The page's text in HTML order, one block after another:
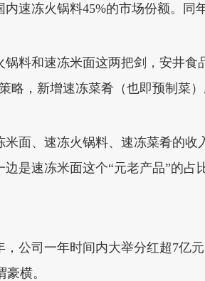
内速冻火锅料45%的市场份额。同
锅料和速冻米面这两把剑，安井
略，新增速冻菜肴（也即预制菜
米面、速冻火锅料、速冻菜肴的收
边是速冻米面这个“元老产品”的
，公司一年时间内大举分红超7亿
豪横。